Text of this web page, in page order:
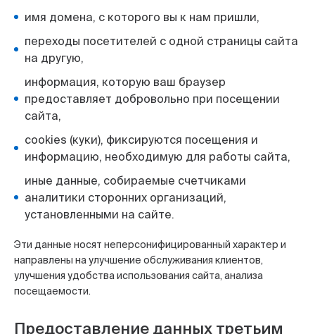
имя домена, с которого вы к нам пришли,
переходы посетителей с одной страницы сайта
на другую,
информация, которую ваш браузер
предоставляет добровольно при посещении
сайта,
cookies (куки), фиксируются посещения и
информацию, необходимую для работы сайта,
иные данные, собираемые счетчиками
аналитики сторонних организаций,
установленными на сайте.
Эти данные носят неперсонифицированный характер и
направлены на улучшение обслуживания клиентов,
улучшения удобства использования сайта, анализа
посещаемости.
Предоставление данных третьим